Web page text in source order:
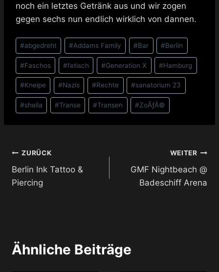
noch ein letztes Getränk aus und wir zogen
gegen sechs nun endlich wirklich von dannen.
Schlagworte:
#abgedreht #Addams Family #Bar #Berlin
#Faschos #fetisch #Generation X #Hamburg
#Kneipe #Nazis #Rechte #sanatorium 23
#sheila #Transe #Transen #ZoÃƒÂ©
Beitragsnavigation
ZURÜCK
Berlin Ink Tattoo &
Piercing
WEITER
GMF Nightbeach @
Badeschiff Arena
Ähnliche Beiträge